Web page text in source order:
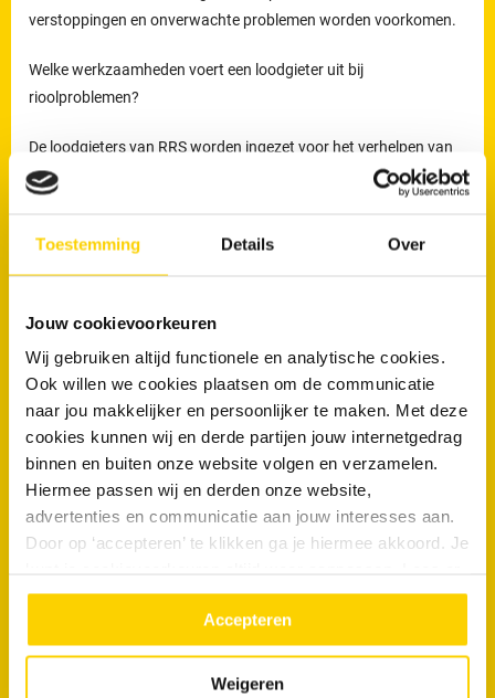
Toestemming Details Over
Jouw cookievoorkeuren
Wij gebruiken altijd functionele en analytische cookies.
Ook willen we cookies plaatsen om de communicatie
naar jou makkelijker en persoonlijker te maken. Met deze
cookies kunnen wij en derde partijen jouw internetgedrag
binnen en buiten onze website volgen en verzamelen.
Hiermee passen wij en derden onze website,
advertenties en communicatie aan jouw interesses aan.
Door op ‘accepteren’ te klikken ga je hiermee akkoord. Je
meer over in onsprivacy beleid.
Accepteren
Weigeren
verstoppingen en onverwachte problemen worden voorkomen.
Welke werkzaamheden voert een loodgieter uit bij
rioolproblemen?
De loodgieters van RRS worden ingezet voor het verhelpen van
verstoppingen en lekkages, maar ook voor het reinigen,
verwijderen en verkleint de kans op terugkerende verstoppingen
Loodgieters voor ontstopping van uw WC
of afvoer in Rhenen
Wanneer is een loodgieter nodig bij een verstopte wc of afvoer?
Een loodgieter is nodig wanneer een toilet of afvoer niet meer
een blokkade niet correct verholpen, dan kan deze verergeren en
uiteindelijk leiden tot lekkage of schade aan de riolering.
apparatuur om dit soort verstoppingen zorgvuldig te verhelpen